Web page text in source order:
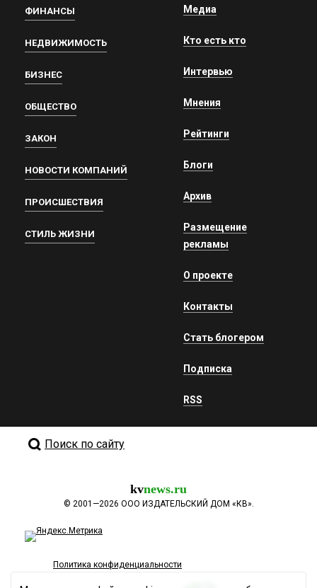
ФИНАНСЫ
НЕДВИЖИМОСТЬ
БИЗНЕС
ОБЩЕСТВО
ЗАКОН
НОВОСТИ КОМПАНИЙ
ПРОИСШЕСТВИЯ
СТИЛЬ ЖИЗНИ
Медиа
Кто есть кто
Интервью
Мнения
Рейтинги
Блоги
Архив
Размещение
рекламы
О проекте
Контакты
Стать блогером
Подписка
RSS
Поиск по сайту
kvnews.ru
© 2001—2026 ООО ИЗДАТЕЛЬСКИЙ ДОМ «КВ».
Политика конфиденциальности